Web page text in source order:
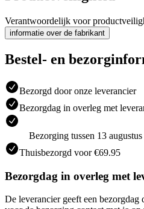
Verantwoordelijk voor
informatie over de fabrikant
Bestel- en
Bezorgd door onze leverancier
Bezorgdag in overleg met
Bezorging tussen 13
Thuisbezorgd voor €69.95
Bezorgdag in overleg met
De leverancier geeft een